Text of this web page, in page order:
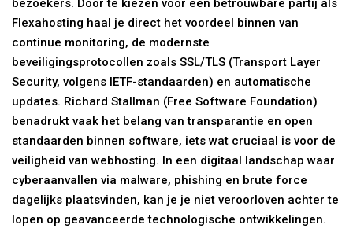
Flexahosting haal je direct het voordeel binnen van
continue monitoring, de modernste
beveiligingsprotocollen zoals SSL/TLS (Transport Layer
Security, volgens IETF-standaarden) en automatische
updates. Richard Stallman (Free Software Foundation)
benadrukt vaak het belang van transparantie en open
standaarden binnen software, iets wat cruciaal is voor de
veiligheid van webhosting. In een digitaal landschap waar
cyberaanvallen via malware, phishing en brute force
dagelijks plaatsvinden, kan je je niet veroorloven achter te
lopen op geavanceerde technologische ontwikkelingen.